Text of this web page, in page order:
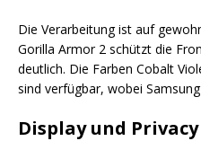
Die Verarbeitung ist auf
Gorilla Armor 2 schützt die
deutlich. Die Farben Cobalt
sind verfügbar, wobei
Display und